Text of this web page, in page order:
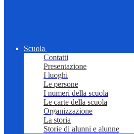
Scuola
Contatti
Presentazione
I luoghi
Le persone
I numeri della scuola
Le carte della scuola
Organizzazione
La storia
Storie di alunni e alunne